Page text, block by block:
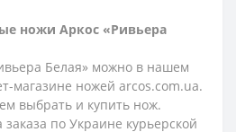
ножи Аркос «Ривьера
Белая» можно в нашем
магазине ножей arcos.com.ua.
выбрать и купить нож.
по Украине курьерской